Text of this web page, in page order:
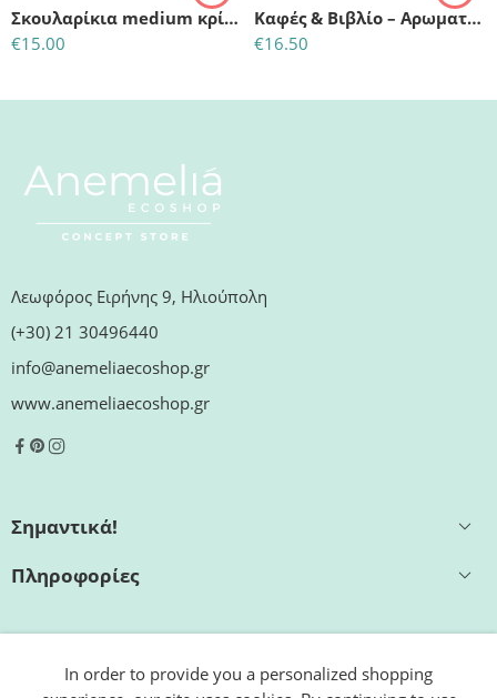
Σκουλαρίκια medium κρίκοι χρώμα χρυσό
€15.00
Καφές & Βιβλίο – Αρωματικό κερί σόγιας
€16.50
Λεωφόρος Ειρήνης 9, Ηλιούπολη
(+30) 21 30496440
info@anemeliaecoshop.gr
www.anemeliaecoshop.gr
Σημαντικά!
Πληροφορίες
In order to provide you a personalized shopping